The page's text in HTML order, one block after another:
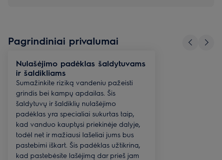
Pagrindiniai privalumai
Nulašėjimo padėklas šaldytuvams
ir šaldikliams
Sumažinkite riziką vandeniu pažeisti
grindis bei kampų apdailas. Šis
šaldytuvų ir šaldiklių nulašėjimo
padėklas yra specialiai sukurtas taip,
kad vanduo kauptųsi priekinėje dalyje,
todėl net ir mažiausi lašeliai jums bus
pastebimi iškart. Šis padėklas užtikrina,
kad pastebėsite lašėjimą dar prieš jam